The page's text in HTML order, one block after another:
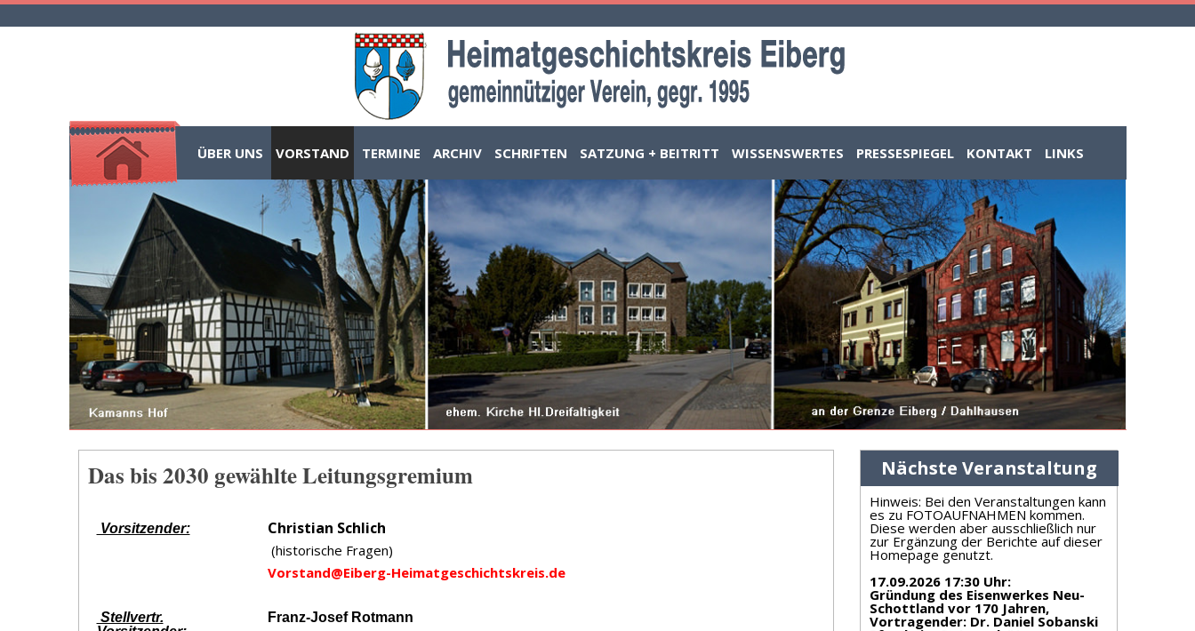
ÜBER UNS VORSTAND TERMINE ARCHIV SCHRIFTEN SATZUNG + BEITRITT WISSENSWERTES PRESSESPIEGEL KONTAKT LINKS
Das bis 2030 gewählte Leitungsgremium
Vorsitzender: Christian Schlich
(historische Fragen)
Vorstand@Eiberg-Heimatgeschichtskreis.de
Stellvertr.
Franz-Josef Rotmann
Nächste Veranstaltung
Hinweis: Bei den Veranstaltungen kann
es zu FOTOAUFNAHMEN kommen.
Diese werden aber ausschließlich nur
zur Ergänzung der Berichte auf dieser
Homepage genutzt.
17.09.2026 17:30 Uhr:
Gründung des Eisenwerkes Neu-
Schottland vor 170 Jahren,
Vortragender: Dr. Daniel Sobanski